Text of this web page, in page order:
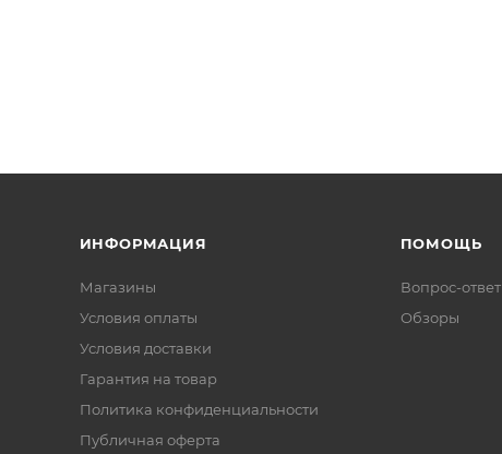
ИНФОРМАЦИЯ
Магазины
Условия оплаты
Условия доставки
Гарантия на товар
Политика конфиденциальности
Публичная оферта
ПОМОЩЬ
Вопрос-ответ
Обзоры